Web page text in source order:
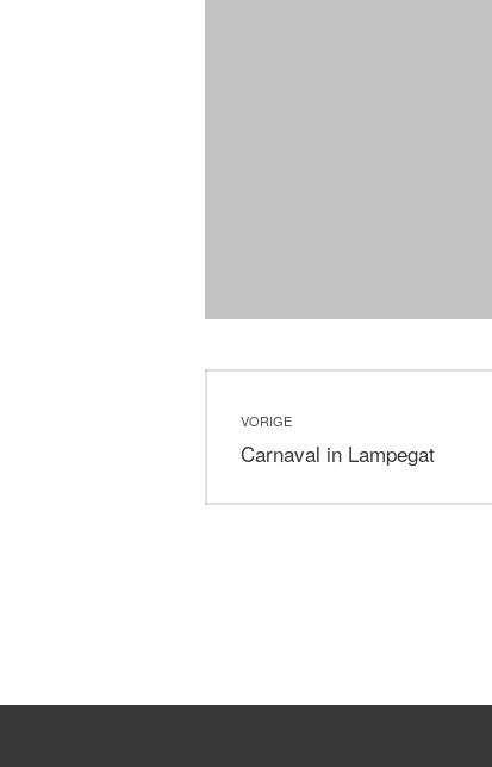
navigatie
VORIGE
Vorig
Carnaval in Lampegat